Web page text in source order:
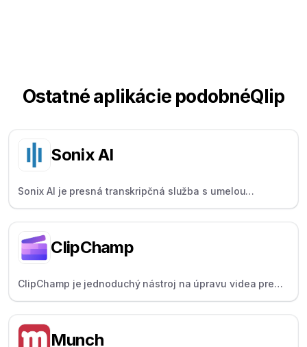
Ostatné aplikácie podobnéQlip
Sonix AI
Sonix AI je presná transkripčná služba s umelou
inteligenciou pre producentov a novinárov, ktorá
hovoriaceho.ClipChamp
ClipChamp je jednoduchý nástroj na úpravu videa pre
začiatočníkov a jednotlivcov, ktorý ponúka funkciu
Munch